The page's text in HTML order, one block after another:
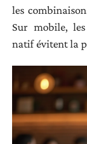
les
Sur mobile,
natif évitent la